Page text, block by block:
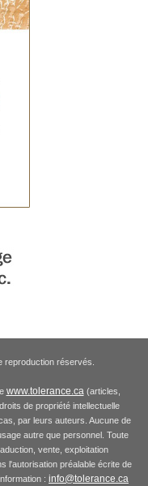
reproduction réservés.
www.tolerance.ca(articles,
de propriété intellectuelle
par leurs auteurs. Aucune de
autre que personnel. Toute
vente, exploitation
l'autorisation préalable écrite de
: info@tolerance.ca